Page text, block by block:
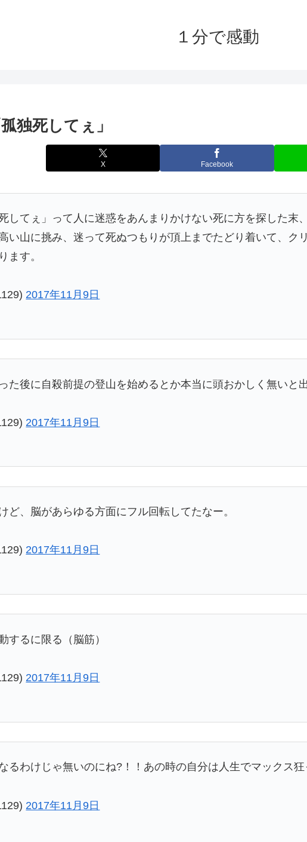
１分で感動
独死してぇ」
X Facebook
してぇ」って人に迷惑をあんまりかけない死に方を探した末
い山に挑み、迷って死ぬつもりが頂上までたどり着いて、ク
ます。
2017年11月9日
た後に自殺前提の登山を始めるとか本当に頭おかしく無いと
2017年11月9日
ど、脳があらゆる方面にフル回転してたなー。
2017年11月9日
するに限る（脳筋）
2017年11月9日
るわけじゃ無いのにね?！！あの時の自分は人生でマックス狂
2017年11月9日